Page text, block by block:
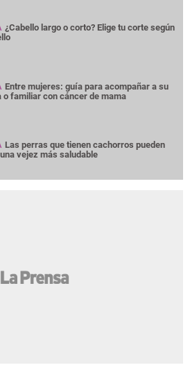
¿Cabello largo o corto? Elige tu corte según
Entre mujeres: guía para acompañar a su
o familiar con cáncer de mama
Las perras que tienen cachorros pueden
vejez más saludable